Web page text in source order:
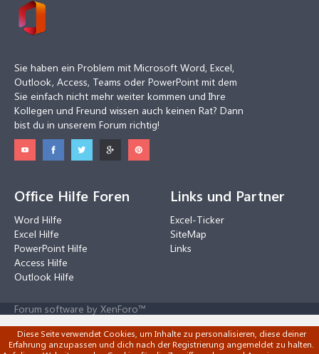
Sie haben ein Problem mit Microsoft Word, Excel,
Outlook, Access, Teams oder PowerPoint mit dem
Sie einfach nicht mehr weiter kommen und Ihre
Kollegen und Freund wissen auch keinen Rat? Dann
bist du in unserem Forum richtig!
Office Hilfe Foren
Word Hilfe
Excel Hilfe
PowerPoint Hilfe
Access Hilfe
Outlook Hilfe
Links und Partner
Excel-Ticker
SiteMap
Links
Forum software by XenForo™
Diese Seite verwendet Cookies, um Inhalte zu personalisieren, diese deiner
Erfahrung anzupassen und dich nach der Registrierung angemeldet zu halten.